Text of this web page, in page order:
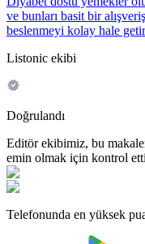
ve bunları basit bir
beslenmeyi kolay hale
Listonic ekibi
Doğrulandı
Editör ekibimiz, bu
emin olmak için kontrol
Telefonunda en yüksek